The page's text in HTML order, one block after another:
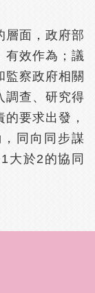
層面，政府部
有效作為；議
監察政府相關
調查、研究得
要求出發，
同向同步謀
大於2的協同